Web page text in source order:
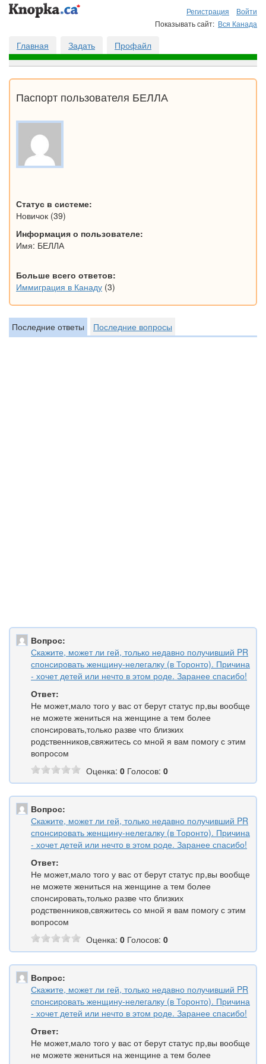
Регистрация
Войти
Показывать сайт: Вся Канада
Главная Задать Профайл
Паспорт пользователя БЕЛЛА
Статус в системе:
Новичок (39)
Информация о пользователе:
Имя: БЕЛЛА
Больше всего ответов:
Иммиграция в Канаду (3)
Последние ответы Последние вопросы
Вопрос:
Скажите, может ли гей, только недавно получивший PR
спонсировать женщину-нелегалку (в Торонто). Причина
- хочет детей или нечто в этом роде. Заранее спасибо!
Ответ:
Не может,мало того у вас от берут статус пр,вы вообще
не можете жениться на женщине а тем более
спонсировать,только разве что близких
родственников,свяжитесь со мной я вам помогу с этим
вопросом
Оценка: 0 Голосов: 0
Вопрос:
Скажите, может ли гей, только недавно получивший PR
спонсировать женщину-нелегалку (в Торонто). Причина
- хочет детей или нечто в этом роде. Заранее спасибо!
Ответ:
Не может,мало того у вас от берут статус пр,вы вообще
не можете жениться на женщине а тем более
спонсировать,только разве что близких
родственников,свяжитесь со мной я вам помогу с этим
вопросом
Оценка: 0 Голосов: 0
Вопрос:
Скажите, может ли гей, только недавно получивший PR
спонсировать женщину-нелегалку (в Торонто). Причина
- хочет детей или нечто в этом роде. Заранее спасибо!
Ответ:
Не может,мало того у вас от берут статус пр,вы вообще
не можете жениться на женщине а тем более